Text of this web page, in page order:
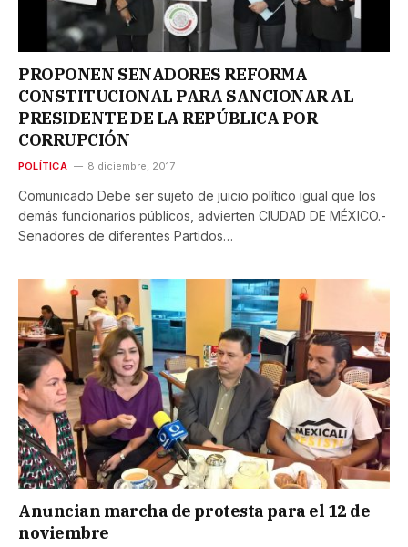
PROPONEN SENADORES REFORMA
CONSTITUCIONAL PARA SANCIONAR AL
PRESIDENTE DE LA REPÚBLICA POR
CORRUPCIÓN
POLÍTICA 8 diciembre, 2017
Comunicado Debe ser sujeto de juicio político igual que los
demás funcionarios públicos, advierten CIUDAD DE MÉXICO.-
Senadores de diferentes Partidos…
Anuncian marcha de protesta para el 12 de
noviembre